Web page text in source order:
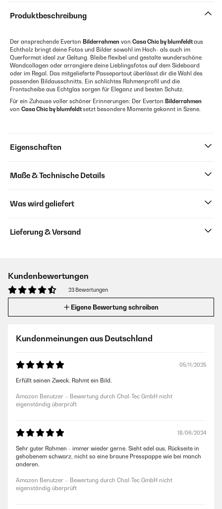
Produktbeschreibung
Der ansprechende Everton Bilderrahmen von Casa Chic by blumfeldtaus
Echtholz bringt deine Fotos und Bilder sowohl im Hoch- als auch im
Querformat ideal zur Geltung. Bleibe flexibel und gestalte wunderschöne
Wandcollagen oder arrangiere deine Lieblingsfotos auf dem Sideboard
oder im Regal. Das mitgelieferte Passepartout überlässt dir die Wahl des
passenden Bildausschnitts. Ein schlichtes Rahmenprofil und die
Frontscheibe aus Echtglas sorgen für Eleganz und besten Schutz.
Für ein Zuhause voller schöner Erinnerungen: Der Everton Bilderrahmen
von Casa Chic by blumfeldtsetzt besondere Momente gekonnt in Szene.
Eigenschaften
Maße & Technische Details
Was wird geliefert
Lieferung & Versand
Kundenbewertungen
23 Bewertungen
Eigene Bewertung schreiben
Kundenmeinungen aus Deutschland
05/11/2025
Erfüllt seinen Zweck. Rahmt ein Bild.
Amazon Benutzer – Bewertung durch Chal-Tec GmbH nicht
eigenständig überprüft
18/06/2024
Sehr guter Rahmen - immer wieder gerne. Sieht edel aus, Rückseite in
gehobenem schwarz, nicht so eine braune Presspappe wie bei manch
anderen.
Amazon Benutzer – Bewertung durch Chal-Tec GmbH nicht
eigenständig überprüft